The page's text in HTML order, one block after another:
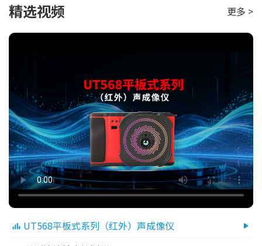
精选视频 更多 >
UT568平板式系列（红外）声成像仪